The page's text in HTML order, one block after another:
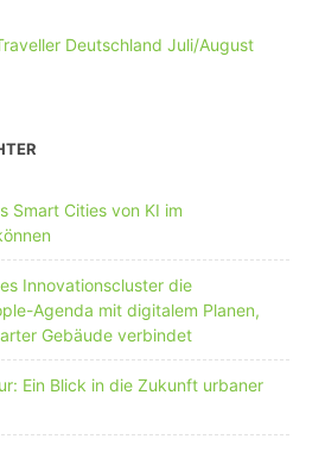
Smart Cities von KI im
Innovationscluster die
Agenda mit digitalem Planen,
Gebäude verbindet
Ein Blick in die Zukunft urbaner